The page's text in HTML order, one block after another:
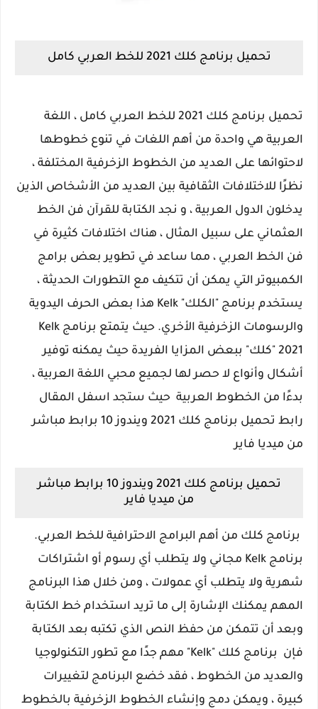
تحميل برنامج كلك 2021 للخط العربي كامل
تحميل برنامج كلك 2021 للخط العربي كامل ، اللغة
العربية هي واحدة من أهم اللغات في تنوع خطوطها
لاحتوائها على العديد من الخطوط الزخرفية المختلفة ،
نظرًا للاختلافات الثقافية بين العديد من الأشخاص الذين
يدخلون الدول العربية ، و نجد الكتابة للقرآن فن الخط
العثماني على سبيل المثال ، هناك اختلافات كثيرة في
فن الخط العربي ، مما ساعد في تطوير بعض برامج
الكمبيوتر التي يمكن أن تتكيف مع التطورات الحديثة ،
يستخدم برنامج "الكلك" Kelk هذا بعض الحرف اليدوية
والرسومات الزخرفية الأخري. حيث يتمتع برنامج Kelk
2021 "كلك" ببعض المزايا الفريدة حيث يمكنه توفير
أشكال وأنواع لا حصر لها لجميع محبي اللغة العربية ،
بدءًا من الخطوط العربية حيث ستجد اسفل المقال
رابط تحميل برنامج كلك 2021 ويندوز 10 برابط مباشر
من ميديا فاير
تحميل برنامج كلك 2021 ويندوز 10 برابط مباشر
من ميديا فاير
برنامج كلك من أهم البرامج الاحترافية للخط العربي.
برنامج Kelk مجاني ولا يتطلب أي رسوم أو اشتراكات
شهرية ولا يتطلب أي عمولات ، ومن خلال هذا البرنامج
المهم يمكنك الإشارة إلى ما تريد استخدام خط الكتابة
وبعد أن تتمكن من حفظ النص الذي تكتبه بعد الكتابة
فإن برنامج كلك "Kelk" مهم جدًا مع تطور التكنولوجيا
والعديد من الخطوط ، فقد خضع البرنامج لتغييرات
كبيرة ، ويمكن دمج وإنشاء الخطوط الزخرفية بالخطوط